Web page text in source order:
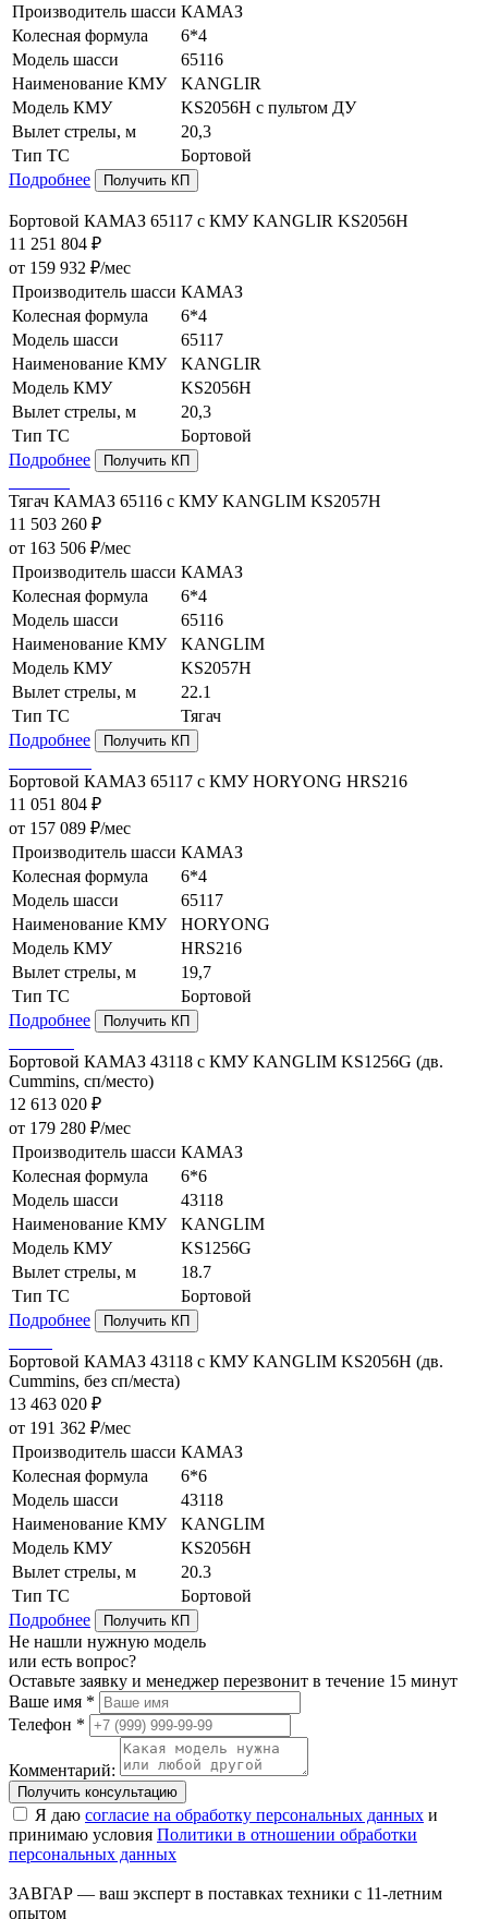
Производитель шасси КАМАЗ
Колесная формула
6*4
Модель шасси
65116
Наименование КМУ
KANGLIR
Модель КМУ
KS2056H c пультом ДУ
Вылет стрелы, м
20,3
Тип ТС
Бортовой
Подробнее
Получить КП
Бортовой КАМАЗ 65117 с КМУ KANGLIR KS2056H
11 251 804 ₽
от 159 932 ₽/мес
Производитель шасси КАМАЗ
Колесная формула
6*4
Модель шасси
65117
Наименование КМУ
KANGLIR
Модель КМУ
KS2056H
Вылет стрелы, м
20,3
Тип ТС
Бортовой
Подробнее
Получить КП
Тягач КАМАЗ 65116 с КМУ KANGLIM KS2057H
11 503 260 ₽
от 163 506 ₽/мес
Производитель шасси КАМАЗ
Колесная формула
6*4
Модель шасси
65116
Наименование КМУ
KANGLIM
Модель КМУ
KS2057H
Вылет стрелы, м
22.1
Тип ТС
Тягач
Подробнее
Получить КП
Бортовой КАМАЗ 65117 с КМУ HORYONG HRS216
11 051 804 ₽
от 157 089 ₽/мес
Производитель шасси КАМАЗ
Колесная формула
6*4
Модель шасси
65117
Наименование КМУ
HORYONG
Модель КМУ
HRS216
Вылет стрелы, м
19,7
Тип ТС
Бортовой
Подробнее
Получить КП
Бортовой КАМАЗ 43118 с КМУ KANGLIM KS1256G (дв.
Cummins, сп/место)
12 613 020 ₽
от 179 280 ₽/мес
Производитель шасси КАМАЗ
Колесная формула
6*6
Модель шасси
43118
Наименование КМУ
KANGLIM
Модель КМУ
KS1256G
Вылет стрелы, м
18.7
Тип ТС
Бортовой
Подробнее
Получить КП
Бортовой КАМАЗ 43118 с КМУ KANGLIM KS2056H (дв.
Cummins, без сп/места)
13 463 020 ₽
от 191 362 ₽/мес
Производитель шасси КАМАЗ
Колесная формула
6*6
Модель шасси
43118
Наименование КМУ
KANGLIM
Модель КМУ
KS2056H
Вылет стрелы, м
20.3
Тип ТС
Бортовой
Подробнее
Получить КП
Не нашли нужную модель
или есть вопрос?
Оставьте заявку и менеджер перезвонит в течение 15 минут
Ваше имя *
Телефон *
Комментарий:
Получить консультацию
Я даю согласие на обработку персональных данных и
принимаю условия Политики в отношении обработки
персональных данных
ЗАВГАР — ваш эксперт в поставках техники с 11-летним
опытом